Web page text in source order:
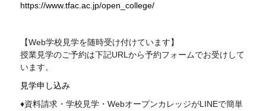
https://www.tfac.ac.jp/open_college/
【Web学校見学を随時受け付けています】
授業見学のご予約は下記URL から予約フォームでお受けして
います。
見学申し込み
♦資料請求・学校見学・WebオープンカレッジがLINEで簡単